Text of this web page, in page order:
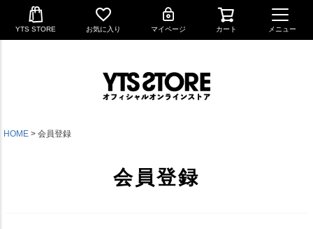
YTS STORE お気に入り マイページ カート メニュー
HOME 会員登録
会員登録